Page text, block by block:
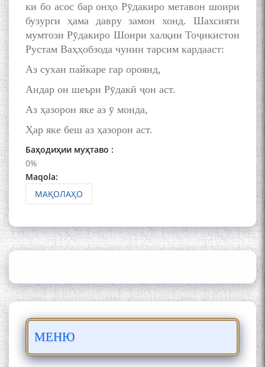
ки бо асос бар онҳо Рӯдакиро метавон шоири
бузурги ҳама давру замон хонд. Шахсияти
мумтози Рӯдакиро Шоири халқии Тоҷикистон
Рустам Ваҳҳобзода чунин тарсим кардааст:
Аз сухан пайкаре гар ороянд,
Андар он шеъри Рӯдакӣ ҷон аст.
Аз ҳазорон яке аз ӯ монда,
Ҳар яке беш аз ҳазорон аст.
Баҳодиҳии муҳтаво :
0%
Maqola:
МАҚОЛАҲО
МЕНЮ
Қадамҷо: Муҳаммадҷон
Раҳимӣ
Қадамҷо - Лоҳутӣ